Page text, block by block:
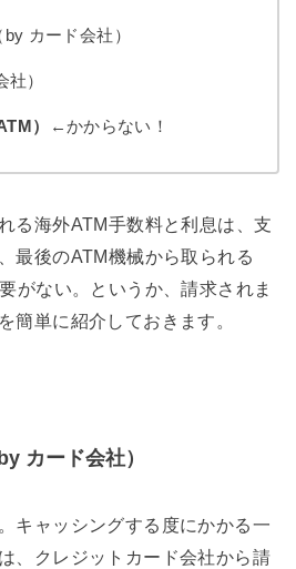
カード会社）
）
） ←かからない！
る海外ATM手数料と利息は、支
最後のATM機械から取られる
がない。というか、請求されま
簡単に紹介しておきます。
カード会社）
キャッシングする度にかかる一
、クレジットカード会社から請